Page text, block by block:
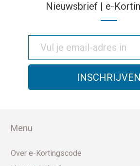
Nieuwsbrief | e-
Menu
Over e-Kortingscode